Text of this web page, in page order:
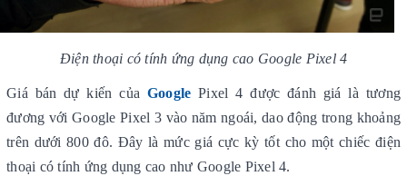
Điện thoại có tính ứng dụng cao Google Pixel 4
Giá bán dự kiến của Google Pixel 4 được đánh giá là tương
đương với Google Pixel 3 vào năm ngoái, dao động trong khoảng
trên dưới 800 đô. Đây là mức giá cực kỳ tốt cho một chiếc điện
thoại có tính ứng dụng cao như Google Pixel 4.